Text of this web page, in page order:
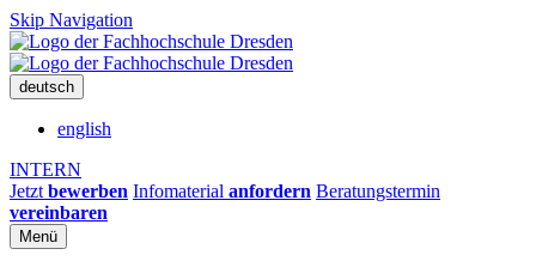
Skip Navigation
deutsch
english
INTERN
Jetzt bewerben Infomaterial anfordern Beratungstermin
vereinbaren
Menü